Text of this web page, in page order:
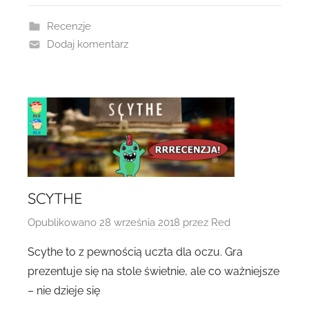
Recenzje
Dodaj komentarz
SCYTHE
Opublikowano 28 września 2018 przez Red
Scythe to z pewnością uczta dla oczu. Gra
prezentuje się na stole świetnie, ale co ważniejsze
– nie dzieje się